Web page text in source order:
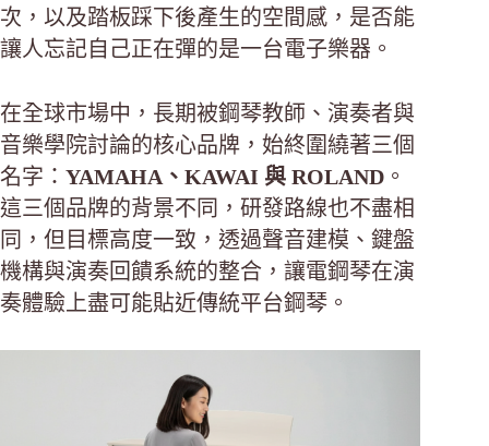
次，以及踏板踩下後產生的空間感，是否能
讓人忘記自己正在彈的是一台電子樂器。
在全球市場中，長期被鋼琴教師、演奏者與
音樂學院討論的核心品牌，始終圍繞著三個
名字： YAMAHA、KAWAI 與 ROLAND 。
這三個品牌的背景不同，研發路線也不盡相
同，但目標高度一致，透過聲音建模、鍵盤
機構與演奏回饋系統的整合，讓電鋼琴在演
奏體驗上盡可能貼近傳統平台鋼琴。